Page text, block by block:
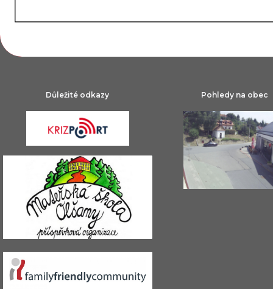
Důležité odkazy Pohledy na obec